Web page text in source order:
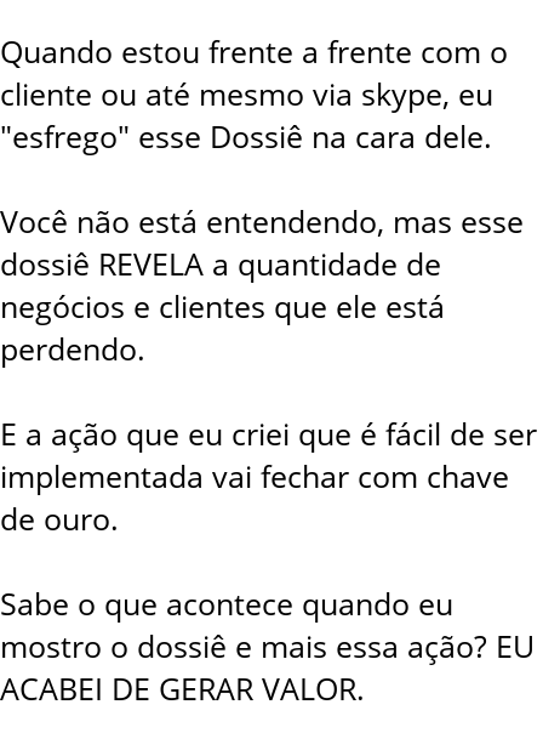
Quando estou frente a frente com o
cliente ou até mesmo via skype, eu
"esfrego" esse Dossiê na cara dele.
Você não está entendendo, mas esse
dossiê REVELA a quantidade de
negócios e clientes que ele está
perdendo.
E a ação que eu criei que é fácil de ser
implementada vai fechar com chave
de ouro.
Sabe o que acontece quando eu
mostro o dossiê e mais essa ação? EU
ACABEI DE GERAR VALOR.